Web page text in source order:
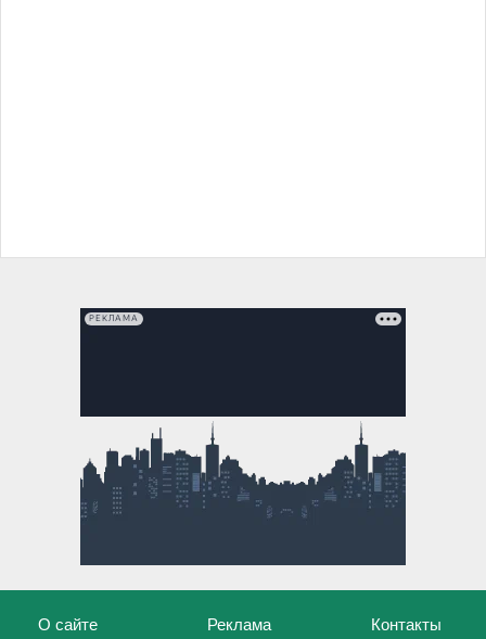
РЕКЛАМА
О сайте Реклама Контакты